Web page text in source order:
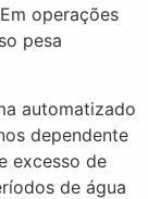
operações
pesa
automatizado
dependente
excesso de
de água